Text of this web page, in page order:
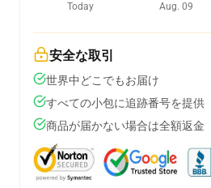
Today
Aug. 09
安全な取引
世界中どこでもお届け
すべての小包に追跡番号を提供
商品が届かない場合は全額返金